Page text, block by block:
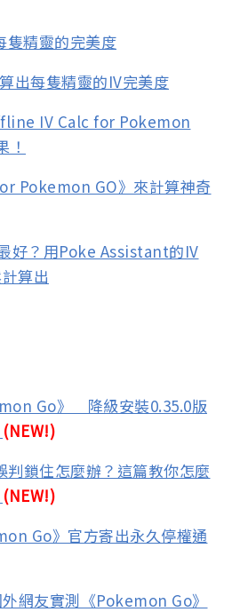
隻精靈的完美度
出每隻精靈的IV完美度
IV Calc for Pokemon
！
Pokemon GO》來計算神奇
好？用Poke Assistant的IV
算出
Go》 降級安裝0.35.0版
(NEW!)
鎖住怎麼辦？這篇教你怎麼
(NEW!)
Go》官方寄出永久停權通
網友實測《Pokemon Go》